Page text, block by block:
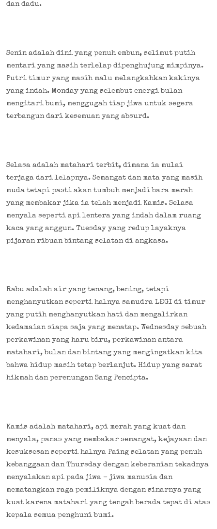
dan dadu.
Senin adalah dini yang penuh embun, selimut putih
mentari yang masih terlelap dipenghujung mimpinya.
Putri timur yang masih malu melangkahkan kakinya
yang indah. Monday yang selembut energi bulan
mengitari bumi, menggugah tiap jiwa untuk segera
terbangun dari kesemuan yang absurd.
Selasa adalah matahari terbit, dimana ia mulai
terjaga dari lelapnya. Semangat dan mata yang masih
muda tetapi pasti akan tumbuh menjadi bara merah
yang membakar jika ia telah menjadi Kamis. Selasa
menyala seperti api lentera yang indah dalam ruang
kaca yang anggun. Tuesday yang redup layaknya
pijaran ribuan bintang selatan di angkasa.
Rabu adalah air yang tenang, bening, tetapi
menghanyutkan seperti halnya samudra LEGI di timur
yang putih menghanyutkan hati dan mengalirkan
kedamaian siapa saja yang menatap. Wednesday sebuah
perkawinan yang haru biru, perkawinan antara
matahari, bulan dan bintang yang mengingatkan kita
bahwa hidup masih tetap berlanjut. Hidup yang sarat
hikmah dan perenungan Sang Pencipta.
Kamis adalah matahari, api merah yang kuat dan
menyala, panas yang membakar semangat, kejayaan dan
kesuksesan seperti halnya Paing selatan yang penuh
kebanggaan dan Thursday dengan keberanian tekadnya
menyalakan api pada jiwa – jiwa manusia dan
mematangkan raga pemiliknya dengan sinarnya yang
kuat karena matahari yang tengah berada tepat di atas
kepala semua penghuni bumi.